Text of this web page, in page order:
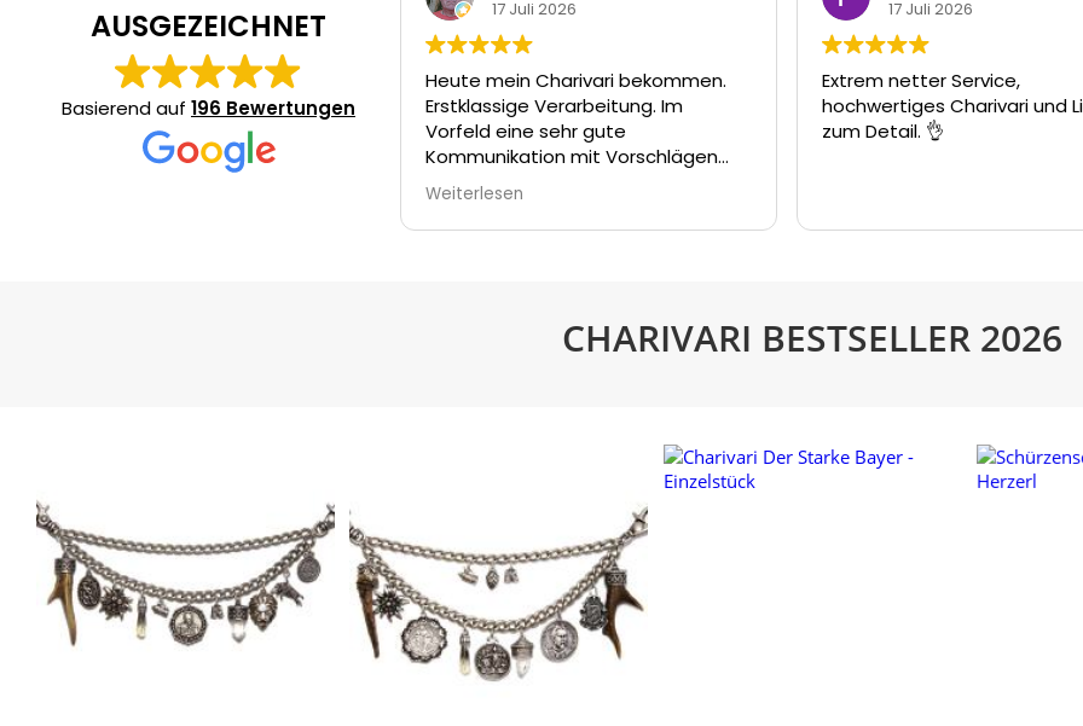
AUSGEZEICHNET
Basierend auf 196 Bewertungen
Heute mein Charivari bekommen.
Erstklassige Verarbeitung. Im
Vorfeld eine sehr gute
Kommunikation mit Vorschlägen
und auf meine Wünsche wurde
eingegangen. Almresi kann ich nur
empfehlen. Sehr gut 👍🏻 Top
Extrem netter Service,
hochwertiges Charivari und Liebe
CHARIVARI BESTSELLER 2026